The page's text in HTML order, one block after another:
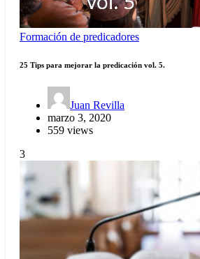
Formación de predicadores
25 Tips para mejorar la predicación vol. 5.
Juan Revilla
marzo 3, 2020
559 views
3